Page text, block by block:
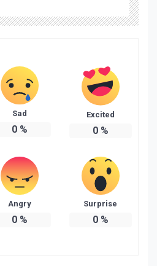
Sad
0%
Excited
0%
Angry
0%
Surprise
0%